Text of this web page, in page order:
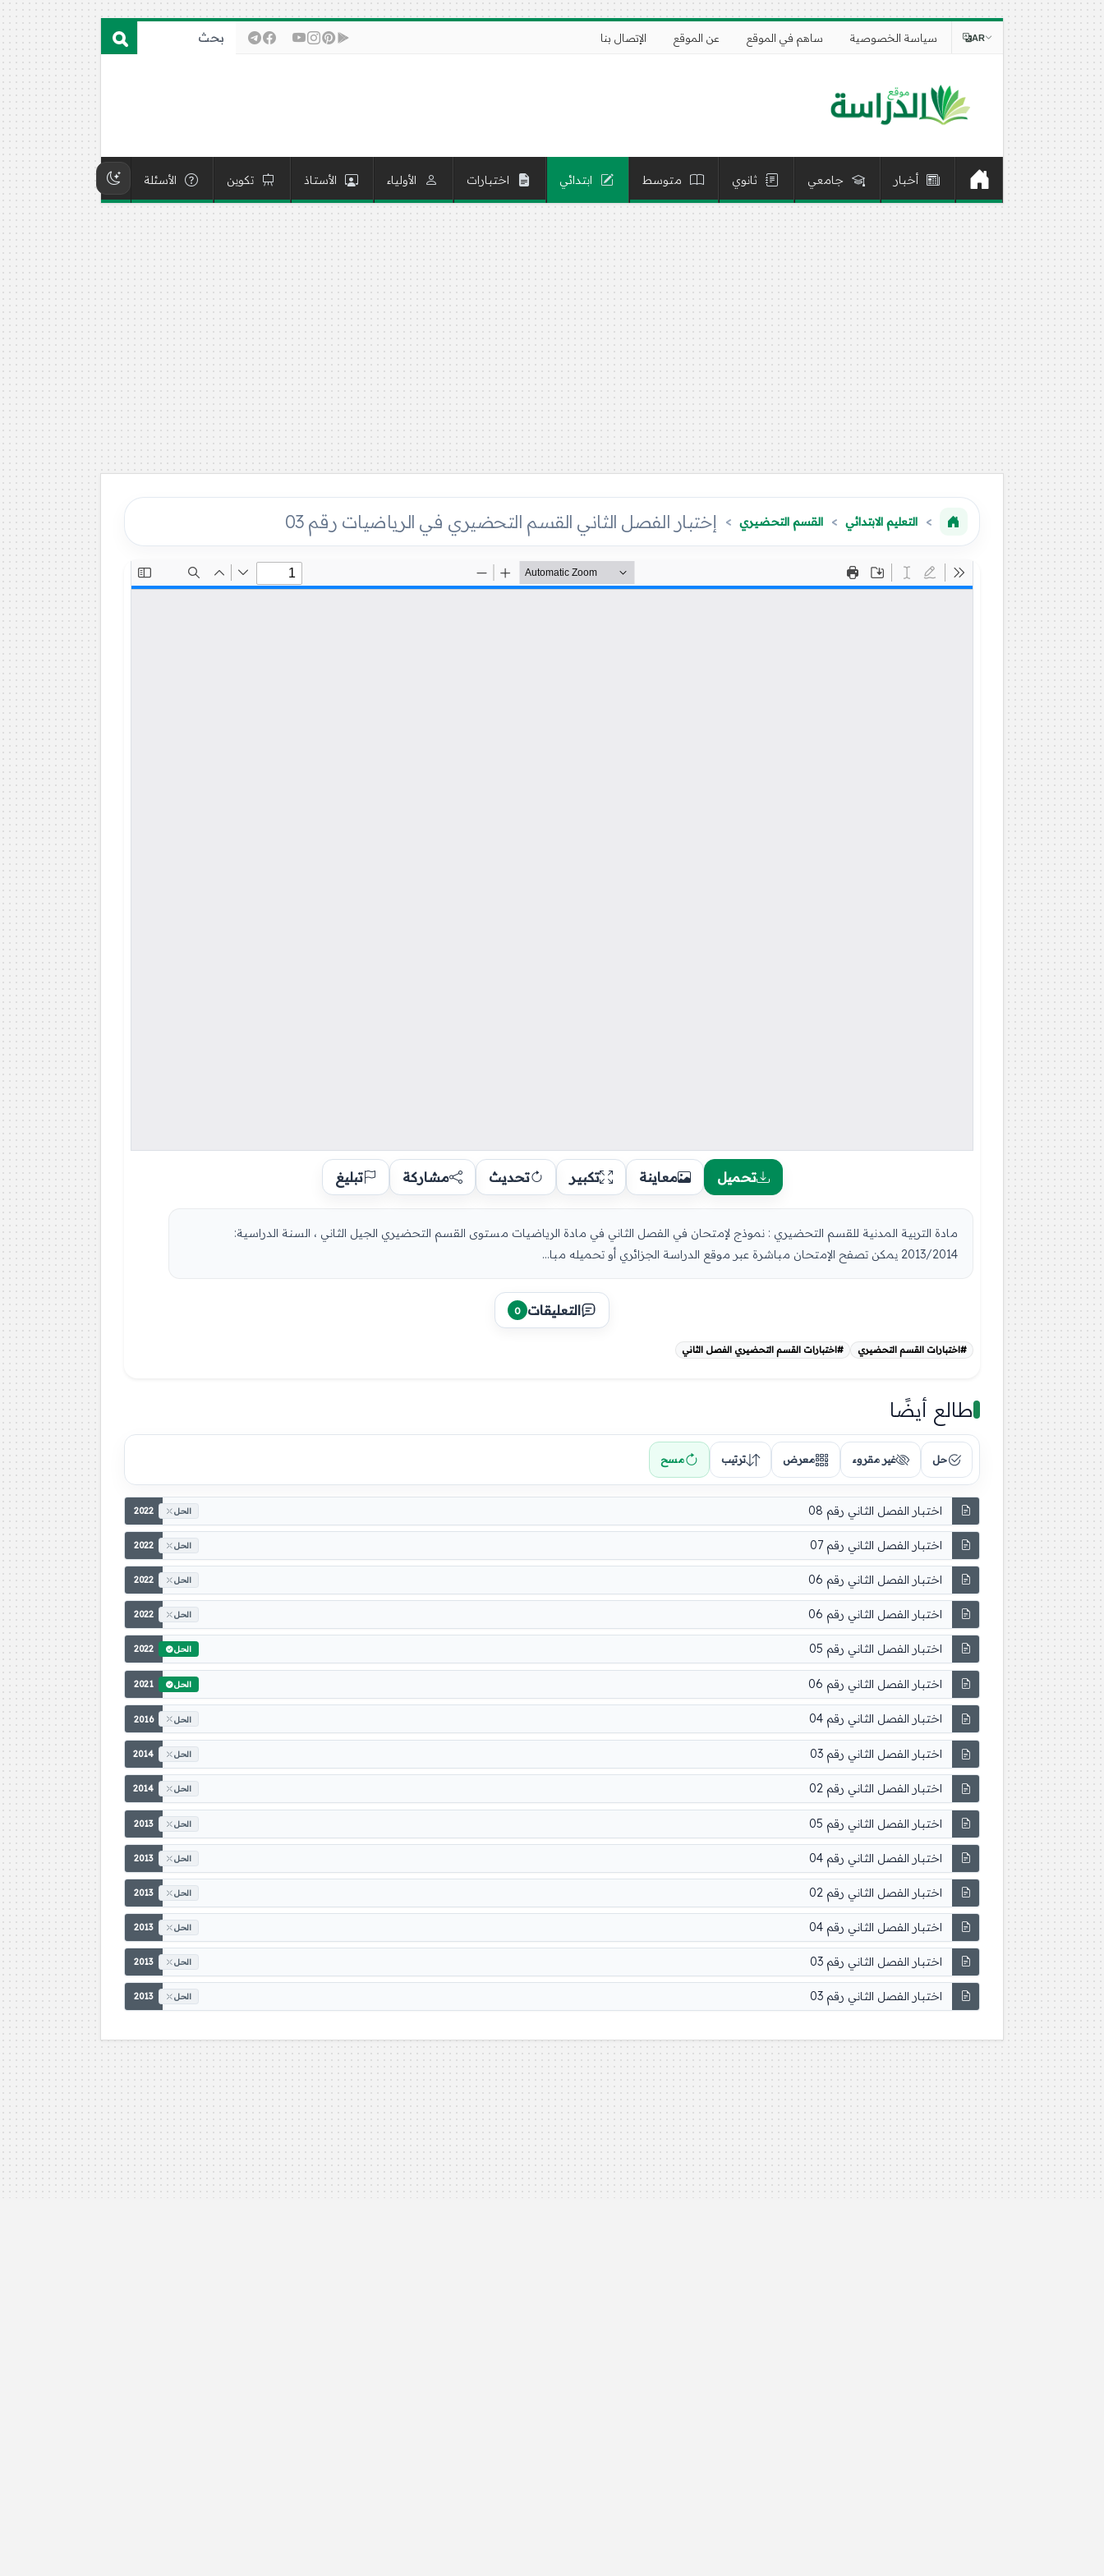
سياسة الخصوصية ساهم في الموقع عن الموقع الإتصال بنا AR
أخبار جامعي ثانوي متوسط ابتدائي اختبارات الأولياء الأستاذ تكوين الأسئلة
التعليم الابتدائي القسم التحضيري إختبار الفصل الثاني القسم التحضيري في الرياضيات رقم 03
تحميل معاينة تكبير تحديث مشاركة تبليغ
مادة التربية المدنية للقسم التحضيري : نموذج لإمتحان في الفصل الثاني في مادة الرياضيات مستوى القسم التحضيري الجيل الثاني ، السنة الدراسية:
2013/2014 يمكن تصفح الإمتحان مباشرة عبر موقع الدراسة الجزائري أو تحميله مبا...
التعليقات 0
#اختبارات القسم التحضيري #اختبارات القسم التحضيري الفصل الثاني
طالع أيضًا
حل غير مقروء معرض ترتيب مسح
اختبار الفصل الثاني رقم 08 2022 الحل
اختبار الفصل الثاني رقم 07 2022 الحل
اختبار الفصل الثاني رقم 06 2022 الحل
اختبار الفصل الثاني رقم 06 2022 الحل
اختبار الفصل الثاني رقم 05 2022 الحل
اختبار الفصل الثاني رقم 06 2021 الحل
اختبار الفصل الثاني رقم 04 2016 الحل
اختبار الفصل الثاني رقم 03 2014 الحل
اختبار الفصل الثاني رقم 02 2014 الحل
اختبار الفصل الثاني رقم 05 2013 الحل
اختبار الفصل الثاني رقم 04 2013 الحل
اختبار الفصل الثاني رقم 02 2013 الحل
اختبار الفصل الثاني رقم 04 2013 الحل
اختبار الفصل الثاني رقم 03 2013 الحل
اختبار الفصل الثاني رقم 03 2013 الحل